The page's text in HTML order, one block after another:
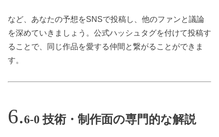
など、あなたの予想をSNSで投稿し、他のファンと議論
を深めていきましょう。公式ハッシュタグを付けて投稿す
ることで、同じ作品を愛する仲間と繋がることができま
す。
6-0 技術・制作面の専門的な解説